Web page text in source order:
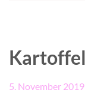
5. November 2019